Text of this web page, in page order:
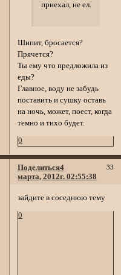
приехал, не ел.
Шипит, бросается?
Прячется?
Ты ему что предложила из
еды?
Главное, воду не забудь
поставить и сушку оставь
на ночь, может, поест, когда
темно и тихо будет.
0
Поделиться 33
4
марта, 2012г. 02:55:38
зайдите в соседнюю тему
0